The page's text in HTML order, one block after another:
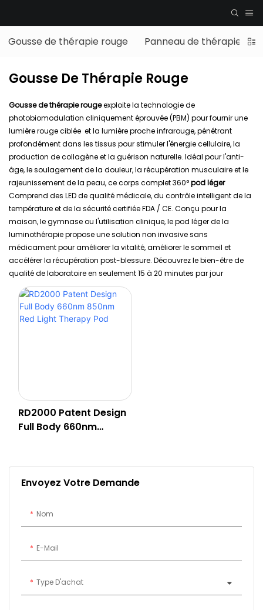
Gousse de thérapie rouge Panneau de thérapie
Gousse De Thérapie Rouge
Gousse de thérapie rougeexploite la technologie de
photobiomodulation cliniquement éprouvée (PBM) pour fournir une
lumière rouge ciblée et la lumière proche infrarouge, pénétrant
profondément dans les tissus pour stimuler l'énergie cellulaire, la
production de collagène et la guérison naturelle. Idéal pour l'anti-
âge, le soulagement de la douleur, la récupération musculaire et le
rajeunissement de la peau, ce corps complet 360°pod léger
Comprend des LED de qualité médicale, du contrôle intelligent de la
température et de la sécurité certifiée FDA / CE. Conçu pour la
maison, le gymnase ou l'utilisation clinique, le pod léger de la
luminothérapie propose une solution non invasive sans
médicament pour améliorer la vitalité, améliorer le sommeil et
accélérer la récupération post-blessure. Découvrez le bien-être de
qualité de laboratoire en seulement 15 à 20 minutes par jour
Envoyez Votre Demande
Nom
E-Mail
Type D'achat
RD2000 Patent Design
Full Body 660nm